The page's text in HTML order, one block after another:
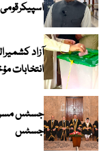
آزاد
انتخابات
جسٹس مسرت
جسٹس